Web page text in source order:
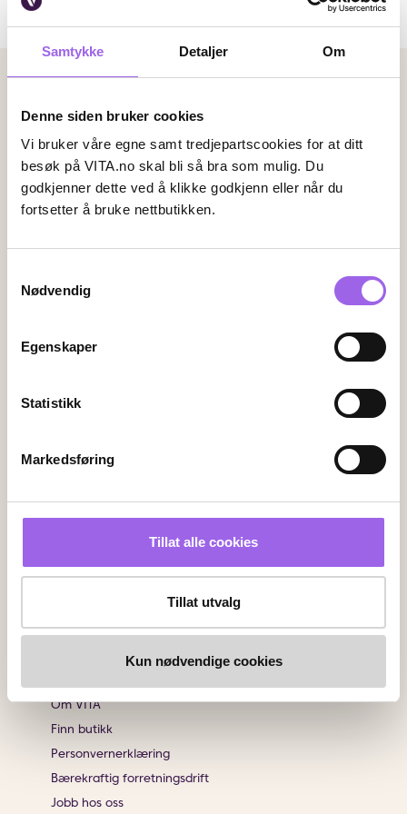
Samtykke Detaljer Om
Denne siden bruker cookies
Vi bruker våre egne samt tredjepartscookies for at ditt
besøk på VITA.no skal bli så bra som mulig. Du
godkjenner dette ved å klikke godkjenn eller når du
fortsetter å bruke nettbutikken.
Nødvendig
Egenskaper
Statistikk
Markedsføring
Tillat alle cookies
Tillat utvalg
Kun nødvendige cookies
Betalingsmetoder
Leveringsalternativer
Vi leverer med
Kontakt oss
Frakt og retur
Sjekk saldo på ditt gavekort
Klikk & Hent
Brukeromtaler
Om VITA
Finn butikk
Personvernerklæring
Bærekraftig forretningsdrift
Jobb hos oss